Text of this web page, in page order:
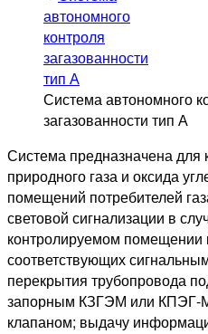
Система автономного
загазованности тип А
Система предназначена для
природного газа и оксида
помещений потребителей
световой сигнализации в
контролируемом помещении
соответствующих
перекрытия трубопровода
запорным КЗГЭМ или КПЭГ-
клапаном; выдачу